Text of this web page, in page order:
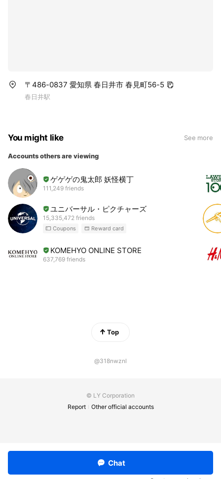
〒486-0837 愛知県 春日井市 春見町56-5
春日井駅
You might like See more
Accounts others are viewing
ゲゲゲの鬼太郎 妖怪横丁
111,249 friends
ユニバーサル・ピクチャーズ
15,335,472 friends
Coupons Reward card
KOMEHYO ONLINE STORE
637,769 friends
Top
@318nwznl
© LY Corporation
Report
Other official accounts
Chat